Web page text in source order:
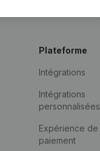
Plateforme
Intégrations
Intégrations
personnalisées
Expérience de
paiement